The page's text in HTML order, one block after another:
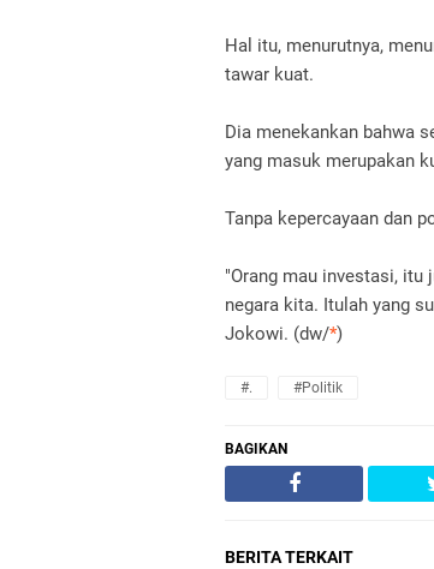
Hal itu, menurutnya,
tawar kuat.
Dia menekankan bahwa
yang masuk merupakan
Tanpa kepercayaan dan
"Orang mau investasi, itu
negara kita. Itulah yang
Jokowi. (dw/*)
#. #Politik
BAGIKAN
BERITA TERKAIT